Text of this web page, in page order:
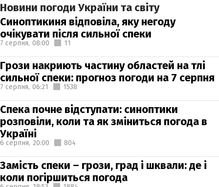
Новини погоди України та світу
Синоптикиня відповіла, яку негоду
очікувати після сильної спеки
7 серпня, 08:00 11
Грози накриють частину областей на тлі
сильної спеки: прогноз погоди на 7 серпня
7 серпня, 06:21 1538
Спека почне відступати: синоптики
розповіли, коли та як зміниться погода в
Україні
6 серпня, 20:00 804
Замість спеки – грози, град і шквали: де і
коли погіршиться погода